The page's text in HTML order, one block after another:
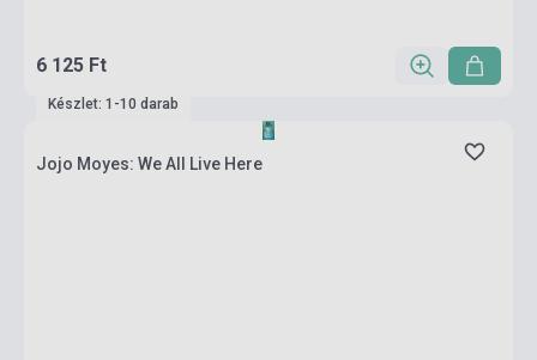
6 125 Ft
Készlet: 1-10 darab
Jojo Moyes: We All Live Here